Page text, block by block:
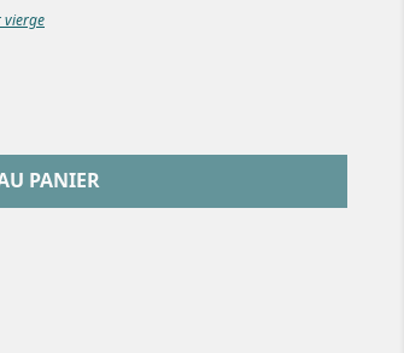
vierge
PANIER